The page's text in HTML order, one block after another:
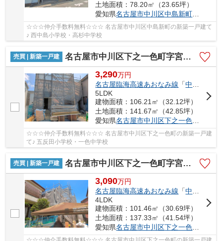
土地面積：78.20㎡（23.65坪）
愛知県名古屋市中川区中島新町
☆☆☆仲介手数料無料☆☆☆ 名古屋市中川区中島新町の新築一戸建て
♪ 西中島小学校・高杉中学校
売買 | 新築一戸建 名古屋市中川区下之一色町字宮分168【仲介手数料無料】新築一戸建て 1号棟
3,290万円
名古屋臨海高速あおなみ線 「中島
5LDK
建物面積：106.21㎡（32.12坪）
土地面積：141.67㎡（42.85坪）
愛知県名古屋市中川区下之一色町
☆☆☆仲介手数料無料☆☆☆ 名古屋市中川区下之一色町の新築一戸建
て♪ 五反田小学校・一色中学校
売買 | 新築一戸建 名古屋市中川区下之一色町字宮分168【仲介手数料無料】新築一戸建て 2号棟
3,090万円
名古屋臨海高速あおなみ線 「中島
4LDK
建物面積：101.46㎡（30.69坪）
土地面積：137.33㎡（41.54坪）
愛知県名古屋市中川区下之一色町